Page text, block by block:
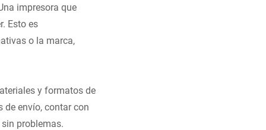
impresora que
Esto es
o la marca,
y formatos de
envío, contar con
problemas.